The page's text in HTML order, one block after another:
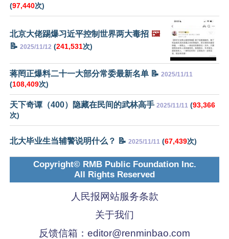
(97,440次)
北京大佬踢爆习近平控制世界两大毒招 🖼️
📝 2025/11/12 (241,531次)
蒋罔正爆料二十一大部分常委最新名单 📝 2025/11/11
(108,409次)
天下奇谭（400）隐藏在民间的武林高手 2025/11/11 (93,366
次)
北大毕业生当辅警说明什么？ 📝 2025/11/11 (67,439次)
Copyright© RMB Public Foundation Inc.
All Rights Reserved
人民报网站服务条款
关于我们
反馈信箱： editor@renminbao.com